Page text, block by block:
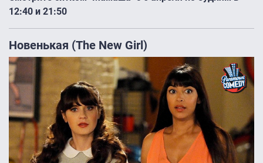
12:40 и 21:50
Новенькая (The New Girl)